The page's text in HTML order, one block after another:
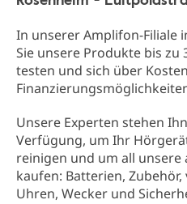
In unserer Amplifon-Filiale
Sie unsere Produkte bis zu
testen und sich über
Unsere Experten stehen
Verfügung, um Ihr
reinigen und um all
kaufen: Batterien,
Uhren, Wecker und